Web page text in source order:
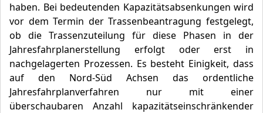
haben. Bei bedeutenden Kapazitätsabsenkungen wird
vor dem Termin der Trassenbeantragung festgelegt,
ob die Trassenzuteilung für diese Phasen in der
Jahresfahrplanerstellung erfolgt oder erst in
nachgelagerten Prozessen. Es besteht Einigkeit, dass
auf den Nord-Süd Achsen das ordentliche
Jahresfahrplanverfahren nur mit einer
überschaubaren Anzahl kapazitätseinschränkender